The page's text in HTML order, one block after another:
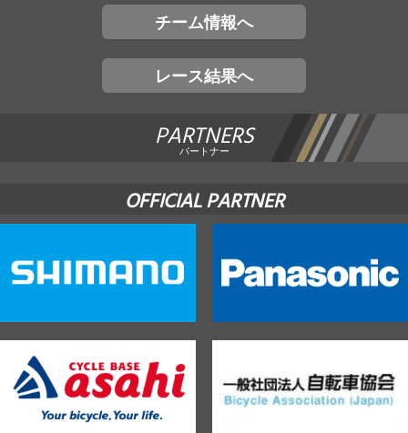
チーム情報へ
レース結果へ
PARTNERS
パートナー
OFFICIAL PARTNER